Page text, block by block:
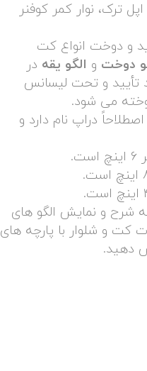
ترک، نوار کمر کوفنر
و دوخت انواع کت
دوخت و الگو یقه در
تأیید و تحت لیسانس
می شود.
دراپ نام دارد و
شرح و نمایش الگو های
و شلوار با پارچه های
دهید.